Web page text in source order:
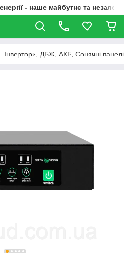
- наше майбутнє та
Інвертори, ДБЖ, АКБ, Сонячні